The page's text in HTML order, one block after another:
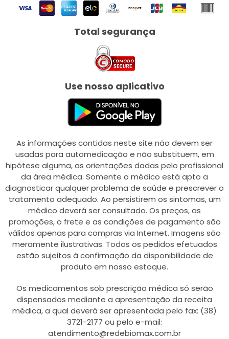
Total segurança
Use nosso aplicativo
As informações contidas neste site não devem ser
usadas para automedicação e não substituem, em
hipótese alguma, as orientações dadas pelo profissional
da área médica. Somente o médico está apto a
diagnosticar qualquer problema de saúde e prescrever o
tratamento adequado. Ao persistirem os sintomas, um
médico deverá ser consultado. Os preços, as
promoções, o frete e as condições de pagamento são
válidos apenas para compras via Internet. Imagens são
meramente ilustrativas. Todos os pedidos efetuados
estão sujeitos à confirmação da disponibilidade de
produto em nosso estoque.
Os medicamentos sob prescrição médica só serão
dispensados mediante a apresentação da receita
médica, a qual deverá ser apresentada pelo fax: (38)
3721-2177 ou pelo e-mail:
atendimento@redebiomax.com.br